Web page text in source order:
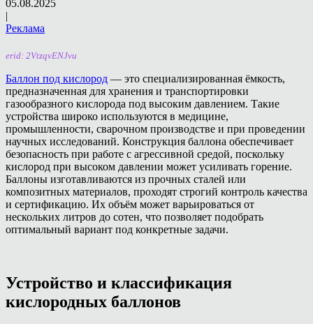
05.08.2025
|
Реклама
erid: 2VtzqvENJvu
Баллон под кислород — это специализированная ёмкость,
предназначенная для хранения и транспортировки
газообразного кислорода под высоким давлением. Такие
устройства широко используются в медицине,
промышленности, сварочном производстве и при проведении
научных исследований. Конструкция баллона обеспечивает
безопасность при работе с агрессивной средой, поскольку
кислород при высоком давлении может усиливать горение.
Баллоны изготавливаются из прочных сталей или
композитных материалов, проходят строгий контроль качества
и сертификацию. Их объём может варьироваться от
нескольких литров до сотен, что позволяет подобрать
оптимальный вариант под конкретные задачи.
Устройство и классификация
кислородных баллонов